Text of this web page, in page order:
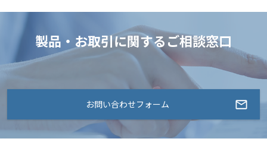
製品・お取引に関するご相談窓口
お問い合わせフォーム